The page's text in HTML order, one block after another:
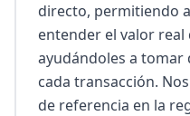
directo, permitiendo
entender el valor real
ayudándoles a tomar
cada transacción.
de referencia en la